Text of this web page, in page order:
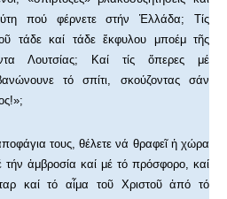
πού φέρνετε στήν Ἑλλάδα; Τίς
τάδε καί τάδε ἔκφυλου μποέμ τῆς
Λουτσίας; Καί τίς ὄπερες μέ
τό σπίτι, σκούζοντας σάν
τους, θέλετε νά θραφεῖ ἡ χώρα
τήν ἀμβροσία καί μέ τό πρόσφορο, καί
καί τό αἷμα τοῦ Χριστοῦ ἀπό τό